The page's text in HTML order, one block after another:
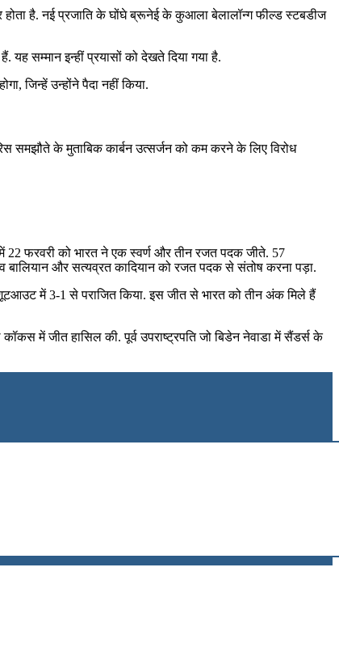
होता है. नई प्रजाति के घोंघे ब्रूनेई के कुआला बेलालॉन्ग फील्ड स्टबडीज
सम्मान इन्हीं प्रयासों को देखते दिया गया है.
जिन्हें उन्होंने पैदा नहीं किया.
समझौते के मुताबिक कार्बन उत्सर्जन को कम करने के लिए विरोध
में 22 फरवरी को भारत ने एक स्‍वर्ण और तीन रजत पदक जीते. 57
बालियान और सत्‍यव्रत कादियान को रजत पदक से संतोष करना पड़ा.
शूटआउट में 3-1 से पराजित किया. इस जीत से भारत को तीन अंक मिले हैं
में जीत हासिल की. पूर्व उपराष्ट्रपति जो बिडेन नेवाडा में सैंडर्स के